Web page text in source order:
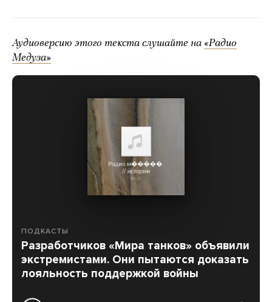
Аудиоверсию этого текста слушайте на «Радио
Медуза»
ПОДКАСТЫ
Разработчиков «Мира танков» объявили
экстремистами. Они пытаются доказать
лояльность поддержкой войны